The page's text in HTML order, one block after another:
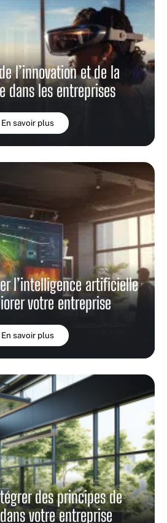
l’innovation et de la
dans les entreprises
En savoir plus
l’intelligence artificielle
votre entreprise
En savoir plus
des principes de
votre entreprise